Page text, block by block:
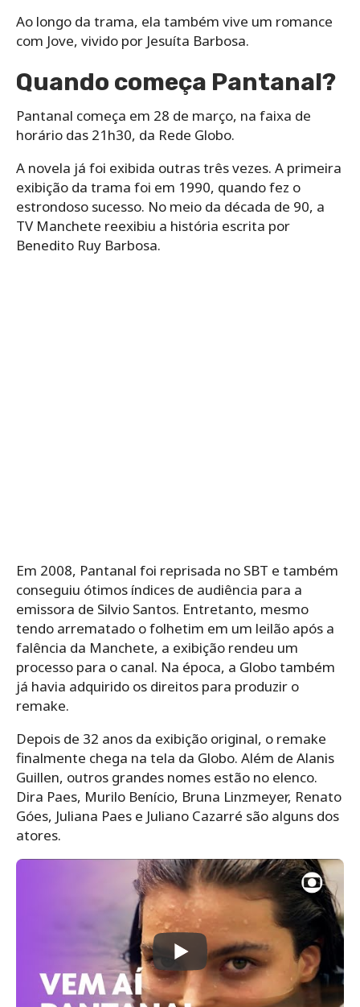
Ao longo da trama, ela também vive um romance
com Jove, vivido por Jesuíta Barbosa.
Quando começa Pantanal?
Pantanal começa em 28 de março, na faixa de
horário das 21h30, da Rede Globo.
A novela já foi exibida outras três vezes. A primeira
exibição da trama foi em 1990, quando fez o
estrondoso sucesso. No meio da década de 90, a
TV Manchete reexibiu a história escrita por
Benedito Ruy Barbosa.
Em 2008, Pantanal foi reprisada no SBT e também
conseguiu ótimos índices de audiência para a
emissora de Silvio Santos. Entretanto, mesmo
tendo arrematado o folhetim em um leilão após a
falência da Manchete, a exibição rendeu um
processo para o canal. Na época, a Globo também
já havia adquirido os direitos para produzir o
remake.
Depois de 32 anos da exibição original, o remake
finalmente chega na tela da Globo. Além de Alanis
Guillen, outros grandes nomes estão no elenco.
Dira Paes, Murilo Benício, Bruna Linzmeyer, Renato
Góes, Juliana Paes e Juliano Cazarré são alguns dos
atores.